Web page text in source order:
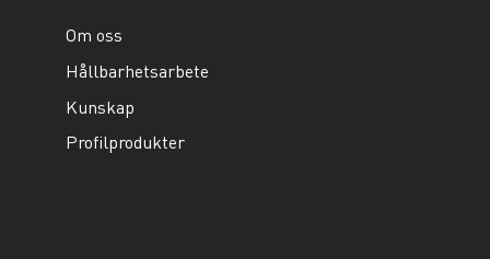
Om oss
Hållbarhetsarbete
Kunskap
Profilprodukter